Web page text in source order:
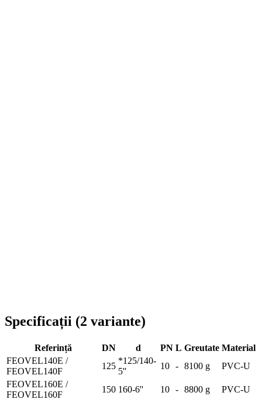
Specificații (2 variante)
Referință DN d PN L Greutate Material
FEOVEL140E /
FEOVEL140F
125
*125/140-
5''
10 - 8100 g
PVC-U
FEOVEL160E /
FEOVEL160F
150 160-6'' 10 - 8800 g PVC-U